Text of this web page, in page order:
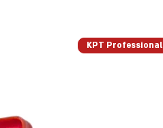
KPT Professional